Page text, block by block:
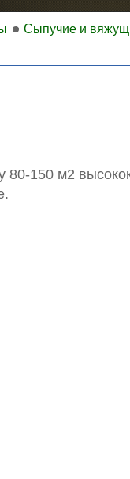
Сыпучие и
150 м2